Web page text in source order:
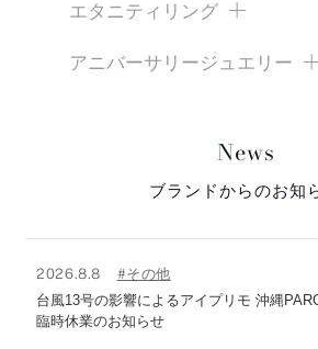
エタニティリング
アニバーサリージュエリー
News
ブランドからのお知
2026.8.8
#その他
台風13号の影響によるアイプリモ 沖縄
臨時休業のお知らせ